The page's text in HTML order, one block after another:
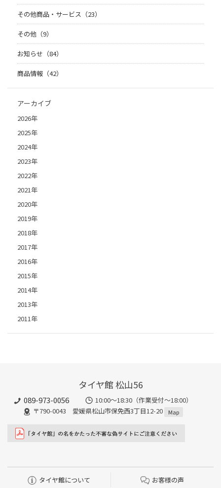
その他商品・サービス（23）
その他（9）
お知らせ（84）
商品情報（42）
アーカイブ
2026年
2025年
2024年
2023年
2022年
2021年
2020年
2019年
2018年
2017年
2016年
2015年
2014年
2013年
2011年
タイヤ館 松山56
089-973-0056
10:00～18:30（作業受付～18:00）
〒790-0043 愛媛県松山市保免西3丁目12-20
Map
タイヤ館について お客様の声